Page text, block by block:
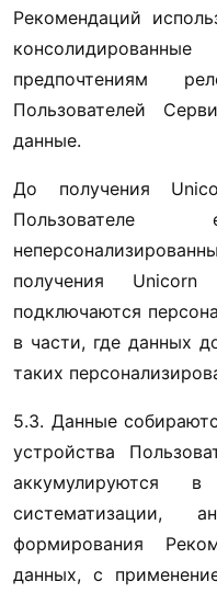
Рекомендаций
предпочтениям
Пользователей
данные.
До получения
Пользователе
получения
подключаются
в части, где данных
таких
5.3. Данные
устройства
аккумулируются
систематизации,
формирования
данных, с